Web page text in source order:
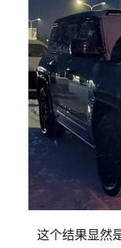
这个结果显然